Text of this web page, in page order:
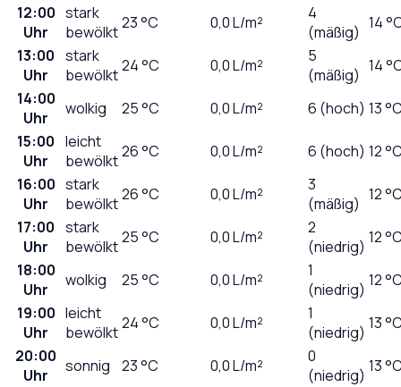
12:00
Uhr
stark
bewölkt23°C 0,0L/m²
4
(mäßig) 14
13:00
Uhr
stark
bewölkt24°C 0,0L/m²
5
(mäßig) 14
14:00
Uhr
wolkig 25°C 0,0L/m² 6 (hoch) 13
15:00
Uhr
leicht
bewölkt26°C 0,0L/m² 6 (hoch) 12
16:00
Uhr
stark
bewölkt26°C 0,0L/m²
3
(mäßig) 12
17:00
Uhr
stark
bewölkt25°C 0,0L/m²
2
(niedrig) 12
18:00
Uhr
wolkig 25°C 0,0L/m²
1
(niedrig) 12
19:00
Uhr
leicht
bewölkt24°C 0,0L/m²
1
(niedrig) 13
20:00
Uhr
sonnig 23°C 0,0L/m²
0
(niedrig) 13